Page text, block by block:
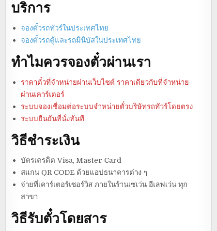
บริการ
จองตั๋วรถทัวร์ในประเทศไทย
จองตั๋วรถตู้และรถมินิบัสในประเทศไทย
ทำไมควรจองตั๋วผ่านเรา
ราคาตั๋วที่จำหน่ายผ่านเว็บไซต์ ราคาเดียวกับที่จำหน่าย
ผ่านเคาร์เตอร์
ระบบจองเชื่อมต่อระบบจำหน่ายตั๋วบริษัทรถทัวร์โดยตรง
ระบบยืนยันที่นั่งทันที
วิธีชำระเงิน
บัตรเครดิต Visa, Master Card
สแกน QR CODE ด้วยแอปธนาคารต่าง ๆ
จ่ายที่เคาร์เตอร์เซอร์วิส ภายในร้านเซเว่น อีเลฟเว่น ทุก
สาขา
วิธีรับตั๋วโดยสาร